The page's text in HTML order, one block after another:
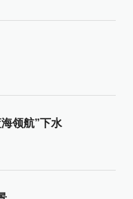
领航”下水